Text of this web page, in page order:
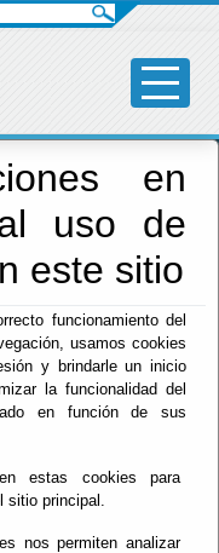
en
uso de
este sitio
funcionamiento del
usamos cookies
y brindarle un inicio
la funcionalidad del
en función de sus
estas cookies para
sitio principal.
nos permiten analizar